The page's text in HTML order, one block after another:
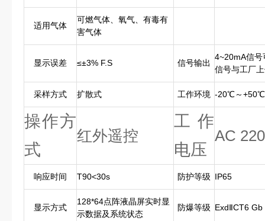
适用气体
可燃气体、氧气、有毒有
害气体
显示误差 ≤±3% F.S 信号输出
4~20mA信号
信号与工厂
采样方式 扩散式 工作环境 -20℃～+50℃
操作方
式
红外遥控
工作
电压
AC
响应时间 T90<30s 防护等级 IP65
显示方式
128*64点阵液晶屏实时显
示数据及系统状态
防爆等级 ExdⅡCT6